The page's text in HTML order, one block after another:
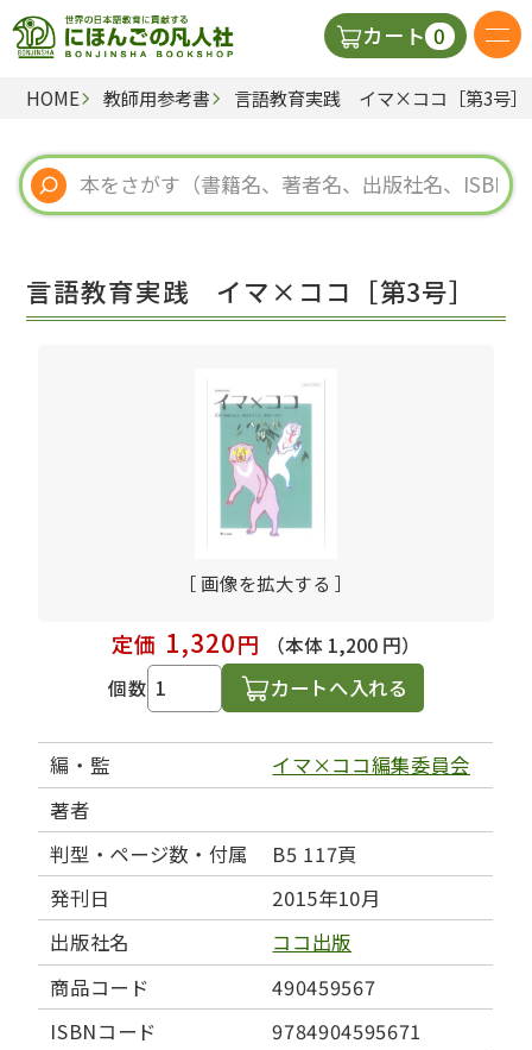
カート 0
日本語の教科書
視聴覚・補助教材
教師用参考書
HOME 教師用参考書 言語教育実践 イマ×ココ［第3号］
言語教育実践 イマ×ココ［第3号］
［ 画像を拡大する ］
定価 1,320円
（本体 1,200 円）
個数
カートへ入れる
編・監
イマ×ココ編集委員会
著者
判型・ページ数・付属
B5 117頁
発刊日
2015年10月
出版社名
ココ出版
商品コード
490459567
ISBNコード
9784904595671